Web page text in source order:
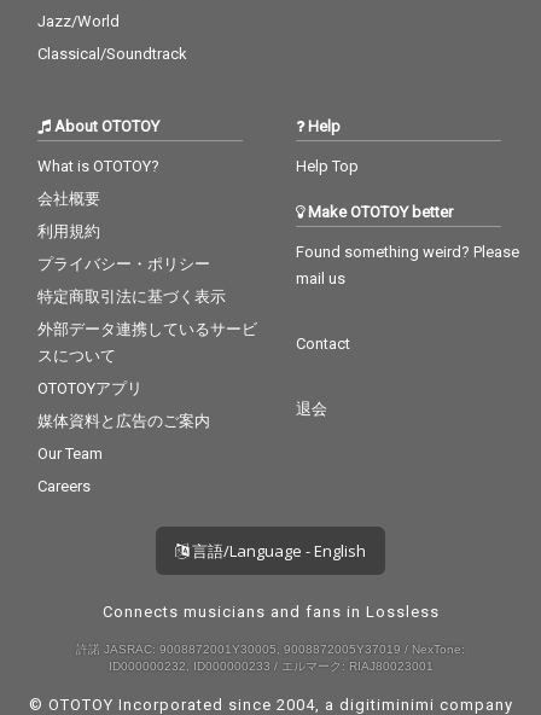
Jazz/World
Classical/Soundtrack
About OTOTOY
What is OTOTOY?
会社概要
利用規約
プライバシー・ポリシー
特定商取引法に基づく表示
外部データ連携しているサービ
スについて
OTOTOYアプリ
媒体資料と広告のご案内
Our Team
Careers
Help
Help Top
Make OTOTOY better
Found something weird? Please
mail us
Contact
退会
言語/Language - English
Connects musicians and fans in Lossless
許諾 JASRAC: 9008872001Y30005, 9008872005Y37019 / NexTone:
ID000000232, ID000000233 / エルマーク: RIAJ80023001
© OTOTOY Incorporated since 2004, a digitiminimi company